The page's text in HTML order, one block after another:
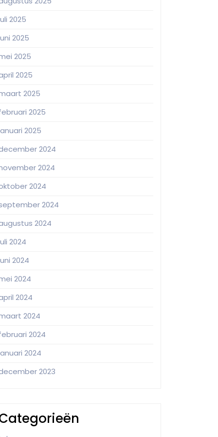
2025
2025
2025
2025
2025
2025
2025
2024
2024
2024
2024
2024
2024
2024
2024
2024
2024
2024
2024
2023